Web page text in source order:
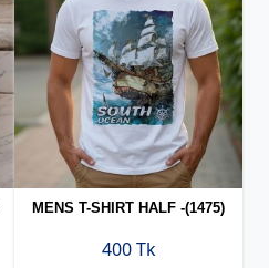
MENS T-SHIRT HALF -(1475)
400 Tk